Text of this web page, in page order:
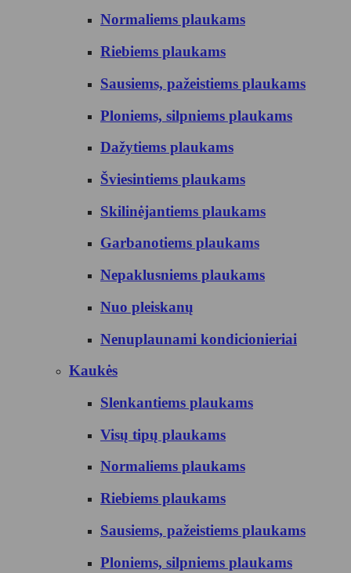
Normaliems plaukams
Riebiems plaukams
Sausiems, pažeistiems plaukams
Ploniems, silpniems plaukams
Dažytiems plaukams
Šviesintiems plaukams
Skilinėjantiems plaukams
Garbanotiems plaukams
Nepaklusniems plaukams
Nuo pleiskanų
Nenuplaunami kondicionieriai
Kaukės
Slenkantiems plaukams
Visų tipų plaukams
Normaliems plaukams
Riebiems plaukams
Sausiems, pažeistiems plaukams
Ploniems, silpniems plaukams